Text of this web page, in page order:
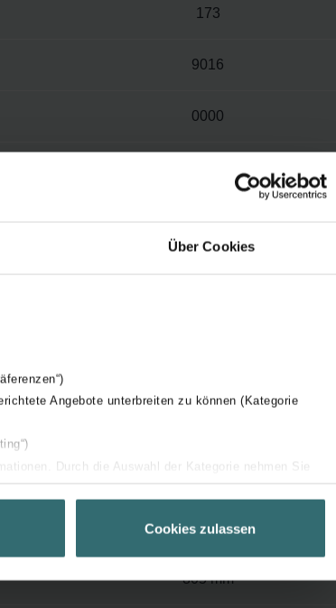
Über Cookies
Angebote unterbreiten zu können (Kategorie
Durch die Auswahl der Kategorie nehmen Sie
und Ihnen maßgeschneiderte Informationen
Sie selbstverständlich über einen Link in der
Cookies zulassen
173
9016
0000
S012
1/2"
400 mm
805 mm